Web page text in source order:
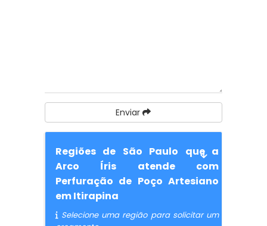
Enviar
Regiões de São Paulo que a
Arco Íris atende com
Perfuração de Poço Artesiano
em Itirapina
Selecione uma região para solicitar um